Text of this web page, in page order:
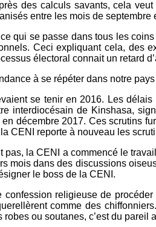
des calculs savants, cela
entre les mois de septembre
qui se passe dans tous les
Ceci expliquant cela, des
électoral connait un retard
à se répéter dans notre
se tenir en 2016. Les
interdiocésain de Kinshasa,
décembre 2017. Ces scrutins
CENI reporte à nouveau les
pas, la CENI a commencé le
mois dans des discussions
le boss de la CENI.
confession religieuse de
comme des
ou soutanes, c’est du pareil